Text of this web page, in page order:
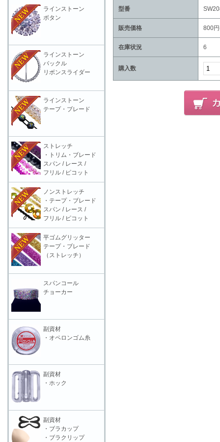
型番
販売価格 800
在庫状況 6
購入数
ラインストーン
ボタン
ラインストーン
バックル
リボンスライダー
ラインストーン
テープ・ブレード
ストレッチ
・トリム・ブレード
スパン / レース /
フリル / ピコット
ノンストレッチ
・テープ・ブレード
スパン / レース /
フリル / ピコット
平ゴムグリッター
テープ・ブレード
（ストレッチ）
スパンコール
チョーカー
副資材
・オペロンゴム糸
副資材
・ホック
副資材
・ブラカップ
・ブラクリップ